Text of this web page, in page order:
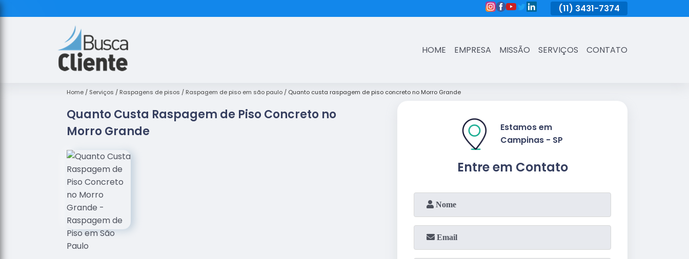
3431-7374 (11) 3431-7374
HOME EMPRESA MISSÃO SERVIÇOS CONTATO
Home Serviços Raspagens de pisos Raspagem de piso em são paulo Quanto custa raspagem de piso concreto no Morro Grande
Quanto Custa Raspagem de Piso Concreto no
Morro Grande
Entre em Contato
Estamos em
Campinas - SP